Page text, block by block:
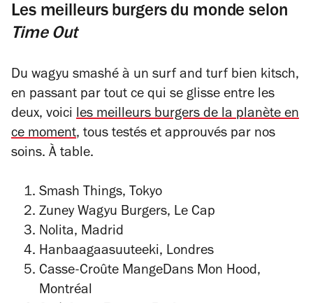
Les meilleurs burgers du monde selon
Time Out
Du wagyu smashé à un surf and turf bien kitsch,
en passant par tout ce qui se glisse entre les
deux, voici les meilleurs burgers de la planète en
ce moment, tous testés et approuvés par nos
soins. À table.
Smash Things, Tokyo
Zuney Wagyu Burgers, Le Cap
Nolita, Madrid
Hanbaagaasuuteeki, Londres
Casse-Croûte MangeDans Mon Hood,
Montréal